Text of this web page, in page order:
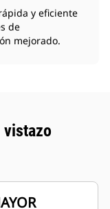
y eficiente
de
mejorado.
vistazo